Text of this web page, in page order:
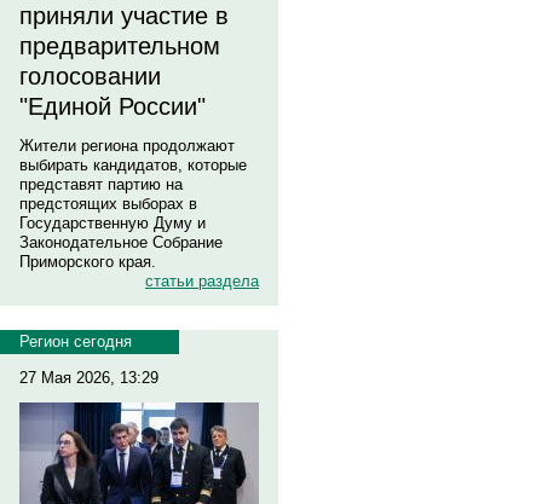
приняли участие в
предварительном
голосовании
"Единой России"
Жители региона продолжают
выбирать кандидатов, которые
представят партию на
предстоящих выборах в
Государственную Думу и
Законодательное Собрание
Приморского края.
статьи раздела
Регион сегодня
27 Мая 2026, 13:29